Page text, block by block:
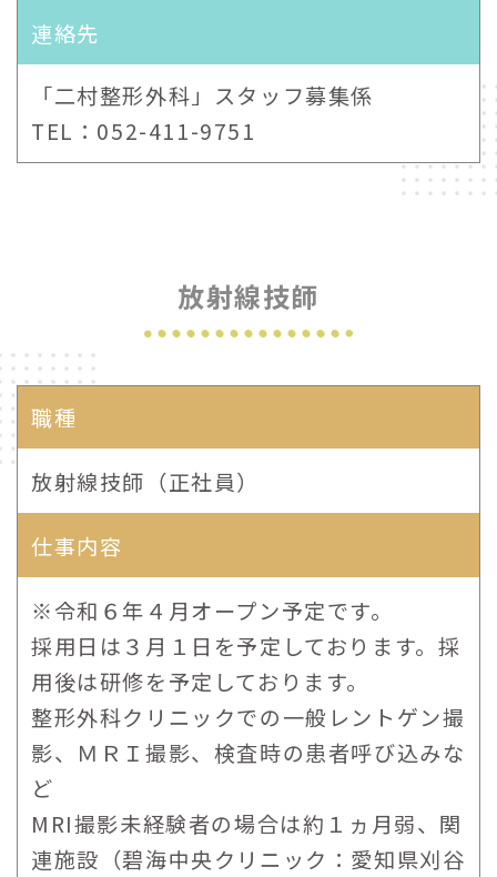
連絡先
「二村整形外科」スタッフ募集係
TEL：052-411-9751
放射線技師
職種
放射線技師（正社員）
仕事内容
※令和６年４月オープン予定です。
採用日は３月１日を予定しております。採
用後は研修を予定しております。
整形外科クリニックでの一般レントゲン撮
影、ＭＲＩ撮影、検査時の患者呼び込みな
ど
MRI撮影未経験者の場合は約１ヵ月弱、関
連施設（碧海中央クリニック：愛知県刈谷